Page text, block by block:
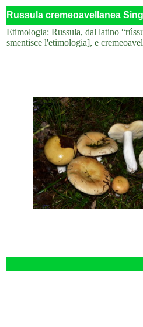
Russula cremeoavellanea
Etimologia: Russula, dal latino
smentisce l'etimologia], e